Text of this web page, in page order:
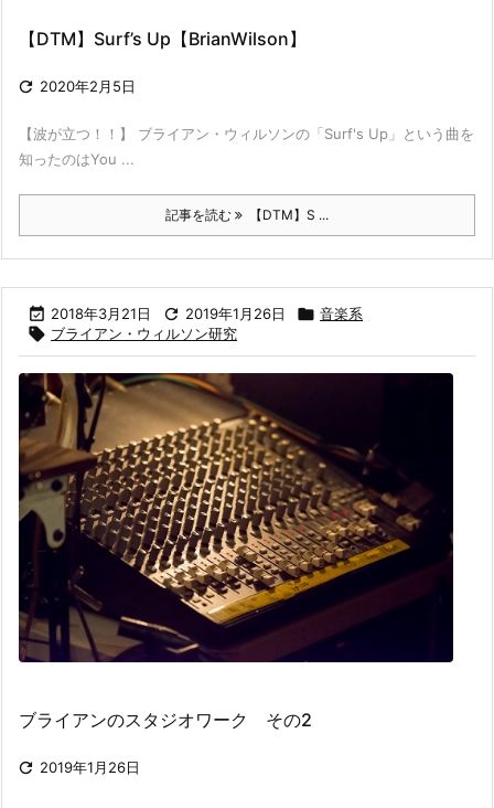
【DTM】Surf’s Up【BrianWilson】
 2020年2月5日
【波が立つ！！】 ブライアン・ウィルソンの「Surf's Up」という曲を
知ったのはYou ...
記事を読む 【DTM】S ...
 2018年3月21日  2019年1月26日  音楽系
 ブライアン・ウィルソン研究
ブライアンのスタジオワーク その2
 2019年1月26日